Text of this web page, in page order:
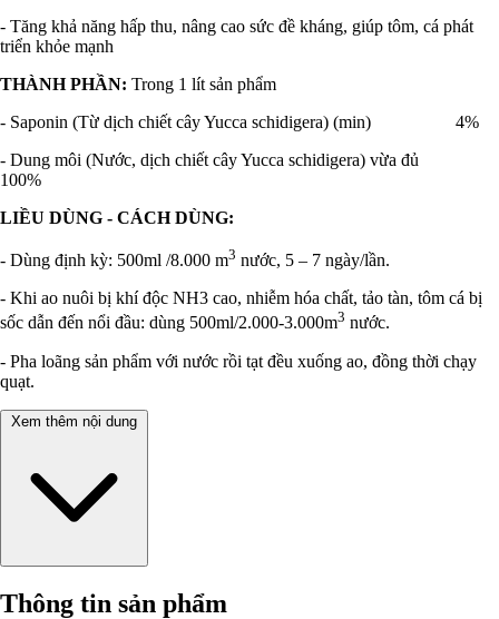
- Tăng khả năng hấp thu, nâng cao sức đề kháng, giúp tôm, cá phát
triển khỏe mạnh
THÀNH PHẦN: Trong 1 lít sản phẩm
- Saponin (Từ dịch chiết cây Yucca schidigera) (min) 4%
- Dung môi (Nước, dịch chiết cây Yucca schidigera) vừa đủ
100%
LIỀU DÙNG - CÁCH DÙNG:
- Dùng định kỳ: 500ml /8.000 m3 nước, 5 – 7 ngày/lần.
- Khi ao nuôi bị khí độc NH3 cao, nhiễm hóa chất, tảo tàn, tôm cá bị
sốc dẫn đến nổi đầu: dùng 500ml/2.000-3.000m3 nước.
- Pha loãng sản phẩm với nước rồi tạt đều xuống ao, đồng thời chạy
quạt.
Xem thêm nội dung
Thông tin sản phẩm